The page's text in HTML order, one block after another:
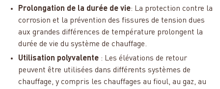
Prolongation de la durée de vie: La protection contre la
corrosion et la prévention des fissures de tension dues
aux grandes différences de température prolongent la
durée de vie du système de chauffage.
Utilisation polyvalente : Les élévations de retour
peuvent être utilisées dans différents systèmes de
chauffage, y compris les chauffages au fioul, au gaz, au